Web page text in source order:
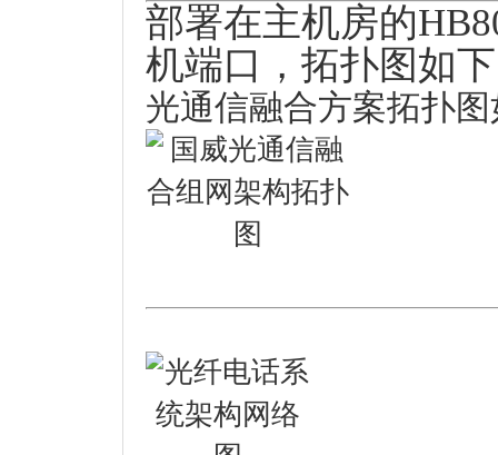
部署在主机房的
机端口，拓扑图如
光通信融合方案拓扑